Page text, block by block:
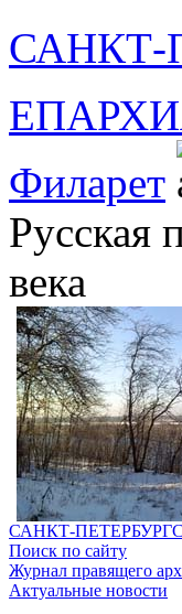
САНКТ-
Филарет
Русская
века
САНКТ-
Поиск по сайту
Журнал правящего
Актуальные новости